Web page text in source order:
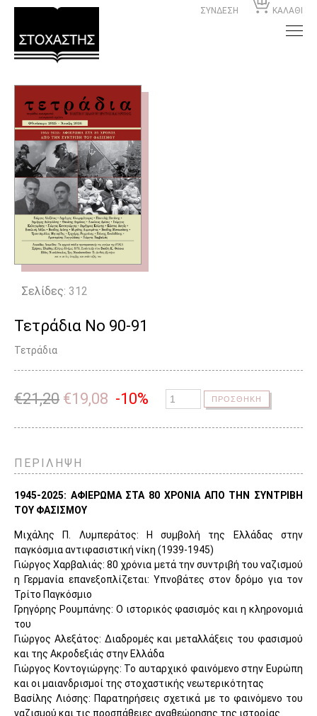
ΣΥΝΔΕΣΗ ΚΑΛΑΘΙ
Σελίδες: 312
Τετράδια Νο 90-91
Τετράδια
€21,20 €19,08 -10% ΠΡΟΣΘΗΚΗ
ΠΕΡΙΛΗΨΗ
1945-2025: ΑΦΙΕΡΩΜΑ ΣΤΑ 80 ΧΡΟΝΙΑ ΑΠΟ ΤΗΝ ΣΥΝΤΡΙΒΗ
ΤΟΥ ΦΑΣΙΣΜΟΥ
Μιχάλης Π. Λυμπεράτος: Η συμβολή της Ελλάδας στην
παγκόσμια αντιφασιστική νίκη (1939-1945)
Γιώργος Χαρβαλιάς: 80 χρόνια μετά την συντριβή του ναζισμού
η Γερμανία επανεξοπλίζεται: Υπνοβάτες στον δρόμο για τον
Τρίτο Παγκόσμιο
Γρηγόρης Ρουμπάνης: Ο ιστορικός φασισμός και η κληρονομιά
του
Γιώργος Αλεξάτος: Διαδρομές και μεταλλάξεις του φασισμού
και της Ακροδεξιάς στην Ελλάδα
Γιώργος Κοντογιώργης: Το αυταρχικό φαινόμενο στην Ευρώπη
και οι μαιανδρισμοί της στοχαστικής νεωτερικότητας
Βασίλης Λιόσης: Παρατηρήσεις σχετικά με το φαινόμενο του
ναζισμού και τις προσπάθειες αναθεώρησης της ιστορίας